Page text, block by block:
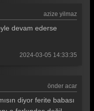
azize yilmaz
devam ederse
2024-03-05 14:33:35
önder acar
diyor ferite babası